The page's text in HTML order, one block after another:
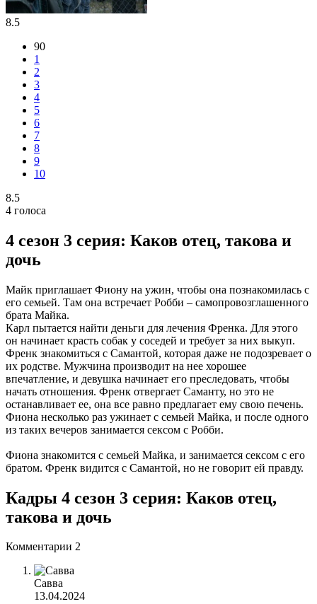
8.5
90
1
2
3
4
5
6
7
8
9
10
8.5
4 голоса
4 сезон 3 серия: Каков отец, такова и
дочь
Майк приглашает Фиону на ужин, чтобы она познакомилась с
его семьей. Там она встречает Робби – самопровозглашенного
брата Майка.
Карл пытается найти деньги для лечения Френка. Для этого
он начинает красть собак у соседей и требует за них выкуп.
Френк знакомиться с Самантой, которая даже не подозревает о
их родстве. Мужчина производит на нее хорошее
впечатление, и девушка начинает его преследовать, чтобы
начать отношения. Френк отвергает Саманту, но это не
останавливает ее, она все равно предлагает ему свою печень.
Фиона несколько раз ужинает с семьей Майка, и после одного
из таких вечеров занимается сексом с Робби.
Фиона знакомится с семьей Майка, и занимается сексом с его
братом. Френк видится с Самантой, но не говорит ей правду.
Кадры 4 сезон 3 серия: Каков отец,
такова и дочь
Комментарии 2
Савва
13.04.2024